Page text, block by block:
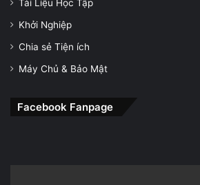
Tài Liệu Học Tập
Khởi Nghiệp
Chia sẻ Tiện ích
Máy Chủ & Bảo Mật
Facebook Fanpage